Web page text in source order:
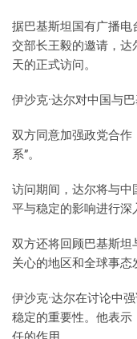
据巴基斯坦国有广播
交部长王毅的邀请，达
天的正式访问。
伊沙克·达尔对中国与
双方同意加强政党合作
系”。
访问期间，达尔将与中
平与稳定的影响进行深
双方还将回顾巴基斯坦
关心的地区和全球事态
伊沙克·达尔在讨论中
稳定的重要性。他表